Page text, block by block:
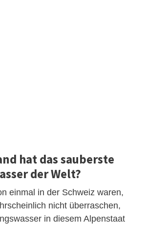
hat das sauberste
der Welt?
einmal in der Schweiz waren,
nicht überraschen,
in diesem Alpenstaat